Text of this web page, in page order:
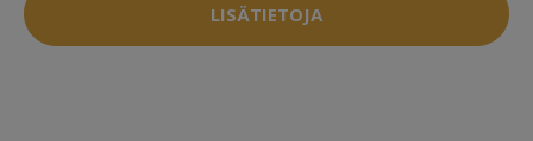
LISÄTIETOJA